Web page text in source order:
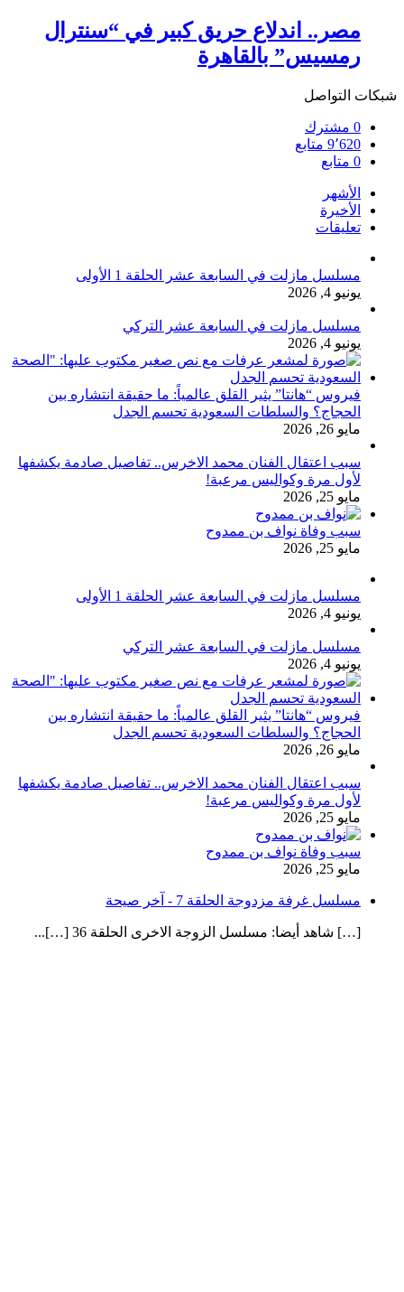
مصر.. اندلاع حريق كبير في “سنترال
رمسيس” بالقاهرة
شبكات التواصل
0 مشترك
9٬620 متابع
0 متابع
الأشهر
الأخيرة
تعليقات
مسلسل مازلت في السابعة عشر الحلقة 1 الأولى
يونيو 4, 2026
مسلسل مازلت في السابعة عشر التركي
يونيو 4, 2026
فيروس “هانتا” يثير القلق عالمياً: ما حقيقة انتشاره بين
الحجاج؟ والسلطات السعودية تحسم الجدل
مايو 26, 2026
سبب اعتقال الفنان محمد الاخرس.. تفاصيل صادمة يكشفها
لأول مرة وكواليس مرعبة!
مايو 25, 2026
سبب وفاة نواف بن ممدوح
مايو 25, 2026
مسلسل مازلت في السابعة عشر الحلقة 1 الأولى
يونيو 4, 2026
مسلسل مازلت في السابعة عشر التركي
يونيو 4, 2026
فيروس “هانتا” يثير القلق عالمياً: ما حقيقة انتشاره بين
الحجاج؟ والسلطات السعودية تحسم الجدل
مايو 26, 2026
سبب اعتقال الفنان محمد الاخرس.. تفاصيل صادمة يكشفها
لأول مرة وكواليس مرعبة!
مايو 25, 2026
سبب وفاة نواف بن ممدوح
مايو 25, 2026
مسلسل غرفة مزدوجة الحلقة 7 - آخر صيحة
[…] شاهد أيضا: مسلسل الزوجة الاخرى الحلقة 36 […]...